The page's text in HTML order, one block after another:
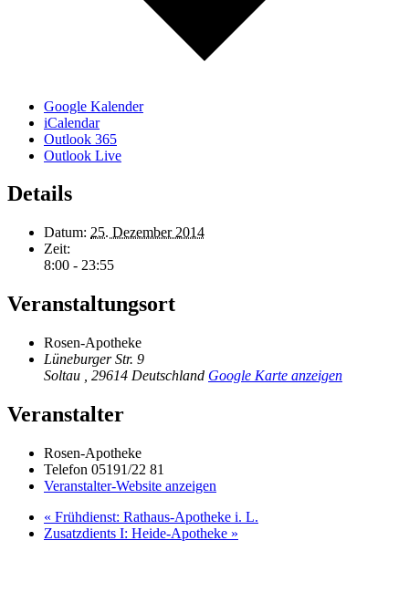
Google Kalender
iCalendar
Outlook 365
Outlook Live
Details
Datum: 25. Dezember 2014
Zeit:
8:00 - 23:55
Veranstaltungsort
Rosen-Apotheke
Lüneburger Str. 9
Soltau
29614 Deutschland Google Karte anzeigen
Veranstalter
Rosen-Apotheke
Telefon 05191/22 81
Veranstalter-Website anzeigen
« Frühdienst: Rathaus-Apotheke i. L.
Zusatzdients I: Heide-Apotheke »